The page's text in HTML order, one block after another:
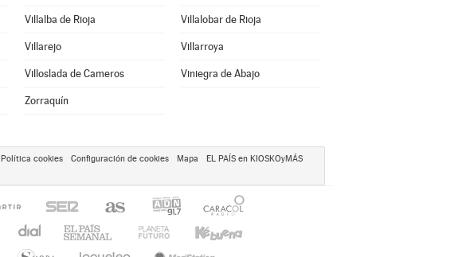
Villalba de Rioja Villalobar de Rioja
Villarejo Villarroya
Villoslada de Cameros Viniegra de Abajo
Zorraquín
Política cookies Configuración de cookies Mapa
EL PAÍS en KIOSKOyMÁS